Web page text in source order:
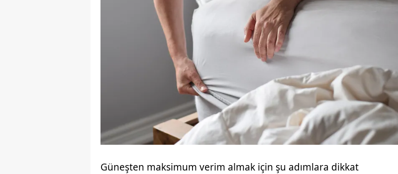
Güneşten maksimum verim almak için şu adımlara dikkat